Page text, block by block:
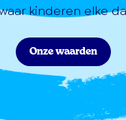
kinderen elke
Onze waarden